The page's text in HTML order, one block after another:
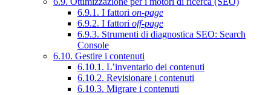
6.9.1. I fattori on-page
6.9.2. I fattori off-page
6.9.3. Strumenti di diagnostica SEO: Search
Console
6.10. Gestire i contenuti
6.10.1. L’inventario dei contenuti
6.10.2. Revisionare i contenuti
6.10.3. Migrare i contenuti